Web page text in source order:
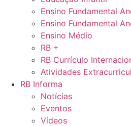
Ensino Fundamental
Ensino Fundamental
Ensino Médio
RB +
RB Currículo
Atividades
RB Informa
Notícias
Eventos
Vídeos